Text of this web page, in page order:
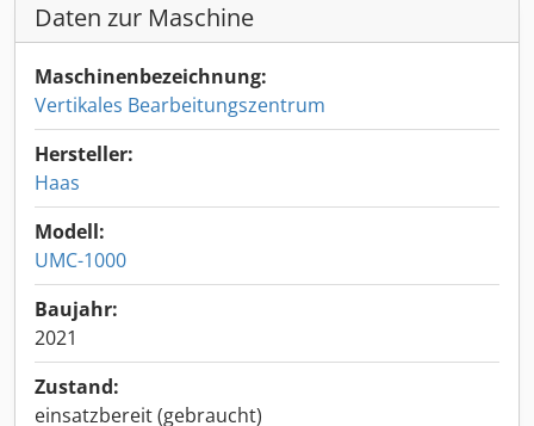
Daten zur Maschine
Maschinenbezeichnung:
Vertikales Bearbeitungszentrum
Hersteller:
Haas
Modell:
UMC-1000
Baujahr:
2021
Zustand:
einsatzbereit (gebraucht)